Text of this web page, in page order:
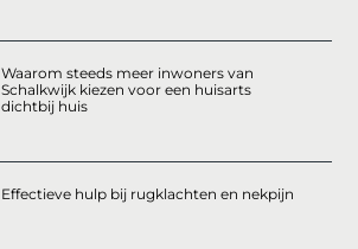
Waarom steeds meer inwoners van
Schalkwijk kiezen voor een huisarts
dichtbij huis
Effectieve hulp bij rugklachten en nekpijn